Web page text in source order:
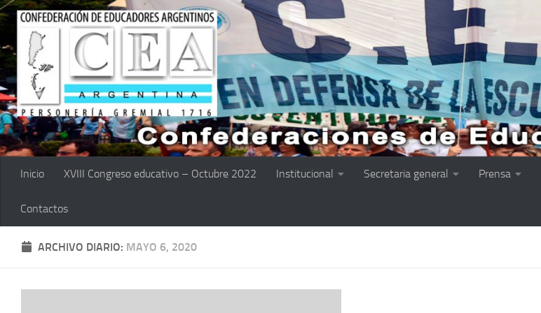
Saltar al contenido
Inicio XVIII Congreso educativo – Octubre 2022 Institucional Secretaria general Prensa
Contactos
ARCHIVO DIARIO: MAYO 6, 2020